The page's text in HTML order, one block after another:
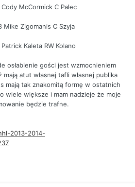
Cody McCormick C Palec
Mike Zigomanis C Szyja
Patrick Kaleta RW Kolano
osłabienie gości jest wzmocnieniem
atut własnej tafli własnej publika
mają tak znakomitą formę w ostatnich
wiele większe i mam nadzieje że moje
będzie trafne.
2013-2014-